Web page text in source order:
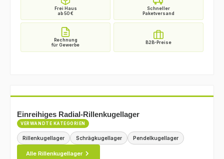
Einreihiges Radial-Rillenkugellager
VERWANDTE KATEGORIEN
Rillenkugellager Schrägkugellager Pendelkugellager
Alle Rillenkugellager